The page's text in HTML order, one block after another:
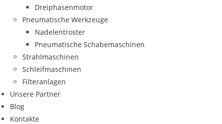
Dreiphasenmotor
Pneumatische Werkzeuge
Nadelentroster
Pneumatische Schabemaschinen
Strahlmaschinen
Schleifmaschinen
Filteranlagen
Unsere Partner
Blog
Kontakte